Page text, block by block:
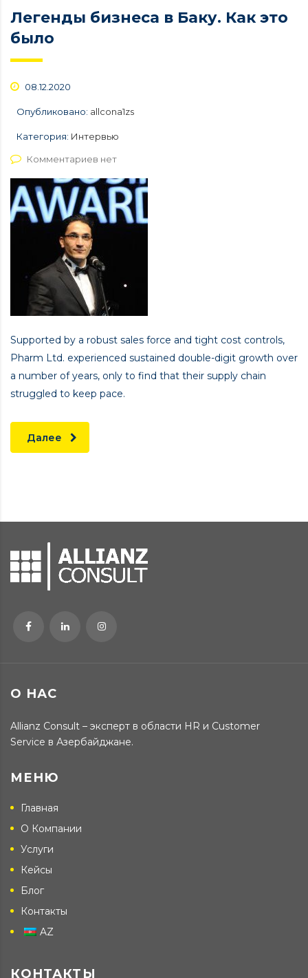
Легенды бизнеса в Баку. Как это
было
08.12.2020
Опубликовано: allcona1zs
Категория: Интервью
Комментариев нет
Supported by a robust sales force and tight cost controls,
Pharm Ltd. experienced sustained double-digit growth over
a number of years, only to find that their supply chain
struggled to keep pace.
Далее
О НАС
Allianz Consult – эксперт в области HR и Customer
Service в Азербайджане.
МЕНЮ
Главная
О Компании
Услуги
Кейсы
Блог
Контакты
AZ
КОНТАКТЫ